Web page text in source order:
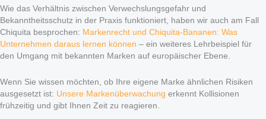
Wie das Verhältnis zwischen Verwechslungsgefahr und
Bekanntheitsschutz in der Praxis funktioniert, haben wir auch am Fall
Chiquita besprochen: Markenrecht und Chiquita-Bananen: Was
Unternehmen daraus lernen können – ein weiteres Lehrbeispiel für
den Umgang mit bekannten Marken auf europäischer Ebene.
Wenn Sie wissen möchten, ob Ihre eigene Marke ähnlichen Risiken
ausgesetzt ist: Unsere Markenüberwachung erkennt Kollisionen
frühzeitig und gibt Ihnen Zeit zu reagieren.